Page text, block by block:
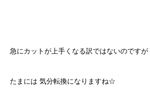
急にカットが上手くなる訳ではないのですが
たまには 気分転換になりますね☆